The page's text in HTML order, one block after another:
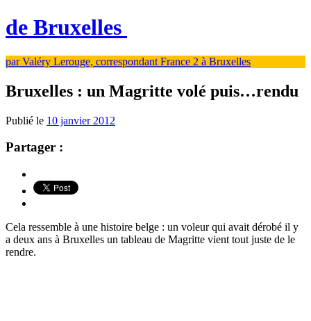
de Bruxelles
par Valéry Lerouge, correspondant France 2 à Bruxelles
Bruxelles : un Magritte volé puis…rendu
Publié le 10 janvier 2012
Partager :
Cela ressemble à une histoire belge : un voleur qui avait dérobé il y
a deux ans à Bruxelles un tableau de Magritte vient tout juste de le
rendre.